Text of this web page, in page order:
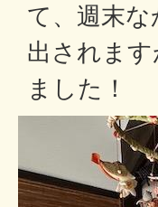
て、週末
出されま
ました！